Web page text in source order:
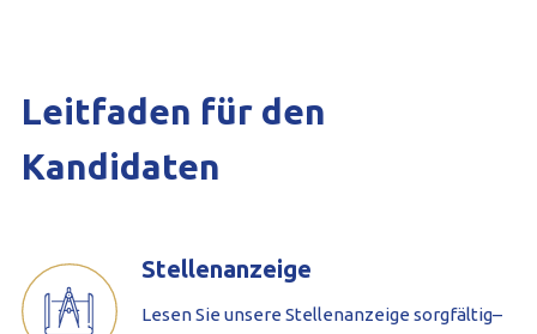
Leitfaden für den
Kandidaten
Stellenanzeige
Lesen Sie unsere Stellenanzeige sorgfältig–